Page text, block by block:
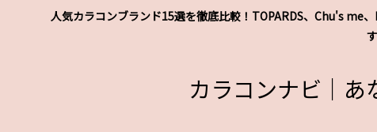
人気カラコンブランド15選を徹底比較！TOPARDS、Chu's me
カラコンナビ｜あ